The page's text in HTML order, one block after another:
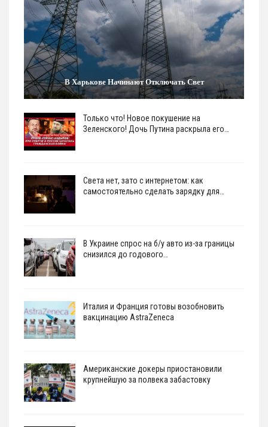
В Харькове Начинают Отключать Свет
Только что! Новое покушение на
Зеленского! Дочь Путина раскрыла его…
Света нет, зато с интернетом: как
самостоятельно сделать зарядку для…
В Украине спрос на б/у авто из-за границы
снизился до годового…
Италия и Франция готовы возобновить
вакцинацию AstraZeneca
Американские докеры приостановили
крупнейшую за полвека забастовку